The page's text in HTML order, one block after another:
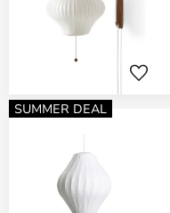
SUMMER DEAL